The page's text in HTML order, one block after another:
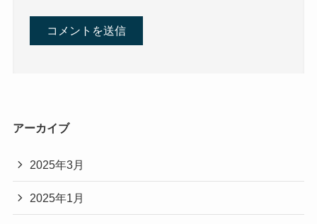
アーカイブ
2025年3月
2025年1月